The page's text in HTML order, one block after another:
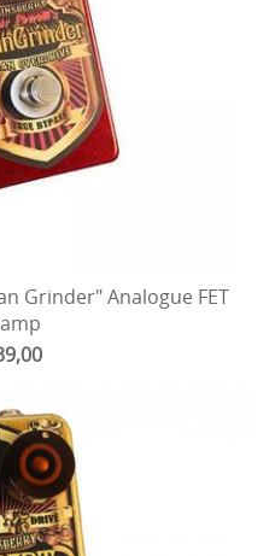
Grinder" Analogue FET